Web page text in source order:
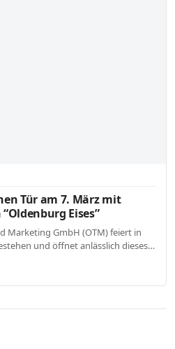
Tür am 7. März mit
Eises”
Marketing GmbH (OTM) feiert in
und öffnet anlässlich dieses…